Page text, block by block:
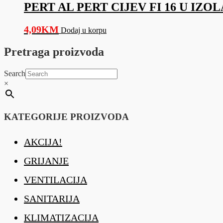
PERT AL PERT CIJEV FI 16 U
4,09KM Dodaj u korpu
Pretraga proizvoda
Search
×
KATEGORIJE PROIZVODA
AKCIJA!
GRIJANJE
VENTILACIJA
SANITARIJA
KLIMATIZACIJA